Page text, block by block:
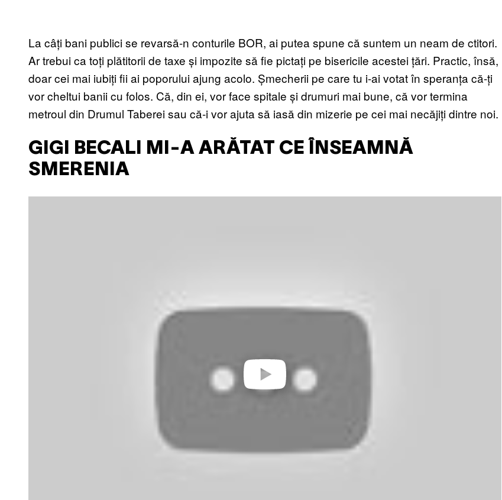
La câți bani publici se revarsă-n conturile BOR, ai putea spune că suntem un neam de ctitori.
Ar trebui ca toți plătitorii de taxe și impozite să fie pictați pe bisericile acestei țări. Practic, însă,
doar cei mai iubiți fii ai poporului ajung acolo. Șmecherii pe care tu i-ai votat în speranța că-ți
vor cheltui banii cu folos. Că, din ei, vor face spitale și drumuri mai bune, că vor termina
metroul din Drumul Taberei sau că-i vor ajuta să iasă din mizerie pe cei mai necăjiți dintre noi.
GIGI BECALI MI-A ARĂTAT CE ÎNSEAMNĂ
SMERENIA